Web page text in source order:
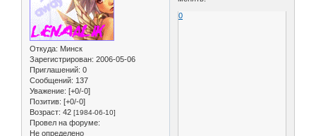
Откуда: Минск
Зарегистрирован: 2006-05-06
Приглашений: 0
Сообщений: 137
Уважение: [+0/-0]
Позитив: [+0/-0]
Возраст: 42 [1984-06-10]
Провел на форуме:
Не определено
0